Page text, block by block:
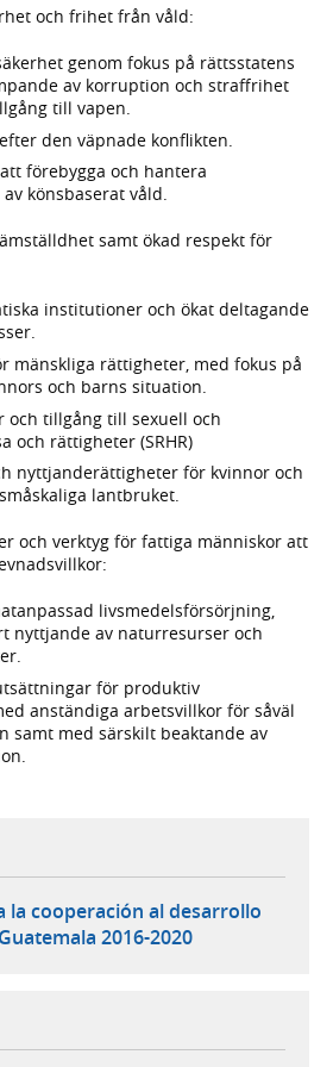
och frihet från våld:
genom fokus på rättsstatens
av korruption och straffrihet
till vapen.
den väpnade konflikten.
förebygga och hantera
könsbaserat våld.
samt ökad respekt för
institutioner och ökat deltagande
mänskliga rättigheter, med fokus på
och barns situation.
och tillgång till sexuell och
och rättigheter (SRHR)
nyttjanderättigheter för kvinnor och
lantbruket.
och verktyg för fattiga människor att
livsmedelsförsörjning,
nyttjande av naturresurser och
för produktiv
anständiga arbetsvillkor för såväl
samt med särskilt beaktande av
la cooperación al desarrollo
2016-2020